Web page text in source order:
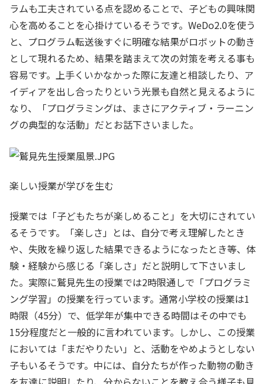
ラムも工夫されている点を認めることで、子どもの興味関
心を高めることを心掛けているそうです。WeDo2.0を使う
と、プログラム転送後すぐに明確な結果がロボットの動き
として現れるため、結果を踏まえて次の対策を考える事も
容易です。上手くいかなかった際に友達と相談したり、ア
イディアを出し合ったりという光景も自然と見えるように
なり、「プログラミングは、まさにアクティブ・ラーニン
グの典型的な活動」だとお話下さいました。
楽しい授業が学びを生む
授業では「子どもたちが楽しめること」を大切にされてい
るそうです。「楽しさ」とは、自分で考え理解したとき
や、失敗を繰り返した結果できるようになったとき等、体
験・経験から感じる「楽しさ」だと説明して下さいまし
た。実際に鷲見先生の授業では2時限通しで「プログラミ
ング学習」の授業を行っています。通常小学校の授業は1
時限（45分）で、低学年が集中できる時間はその中でも
15分程度だと一般的に言われています。しかし、この授業
においては「まだやりたい」と、活動をやめようとしない
子もいるそうです。中には、自分たちが作った動物の動き